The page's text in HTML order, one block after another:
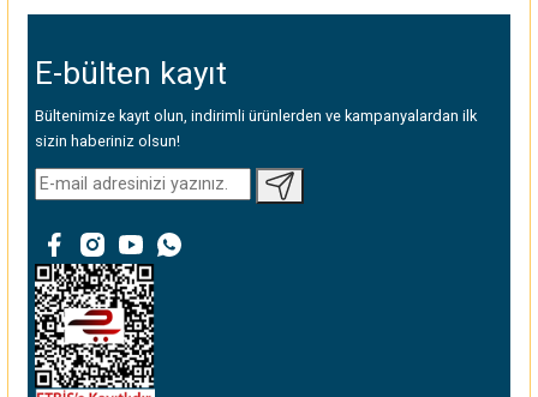
kullanarak tarafımıza iletebilirsiniz.
Ürün açıklamasında eksik bilgiler bulunuyor.
Ürün fiyatı diğer sitelerden daha pahalı.
Bu ürüne benzer farklı alternatifler olmalı.
E-bülten kayıt
Bültenimize kayıt olun, indirimli ürünlerden ve kampanyalardan ilk
sizin haberiniz olsun!